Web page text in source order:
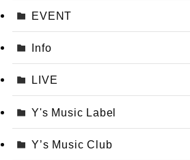
EVENT
Info
LIVE
Y's Music Label
Y’s Music Club